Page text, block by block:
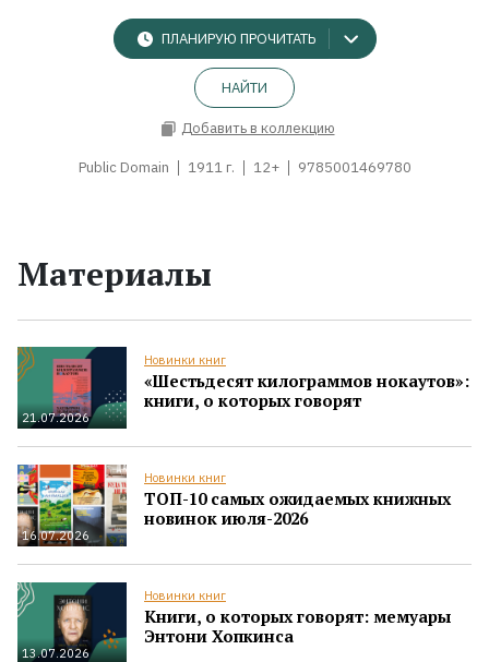
ПЛАНИРУЮ ПРОЧИТАТЬ
НАЙТИ
Добавить в коллекцию
Public Domain 1911 г. 12+ 9785001469780
Материалы
21.07.2026
Новинки книг
«Шестьдесят килограммов нокаутов»:
книги, о которых говорят
16.07.2026
Новинки книг
ТОП-10 самых ожидаемых книжных
новинок июля-2026
13.07.2026
Новинки книг
Книги, о которых говорят: мемуары
Энтони Хопкинса